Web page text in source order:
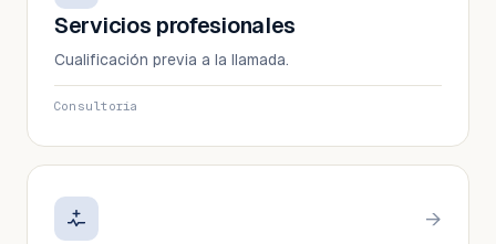
Servicios profesionales
Cualificación previa a la llamada.
Consultoría
→